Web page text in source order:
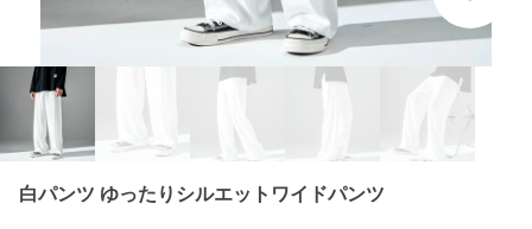
白パンツ ゆったりシルエットワイドパンツ